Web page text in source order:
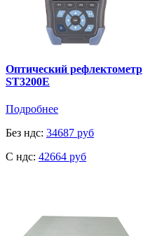
Оптический рефлектометр
ST3200E
Подробнее
Без ндс: 34687 руб
C ндс: 42664 руб